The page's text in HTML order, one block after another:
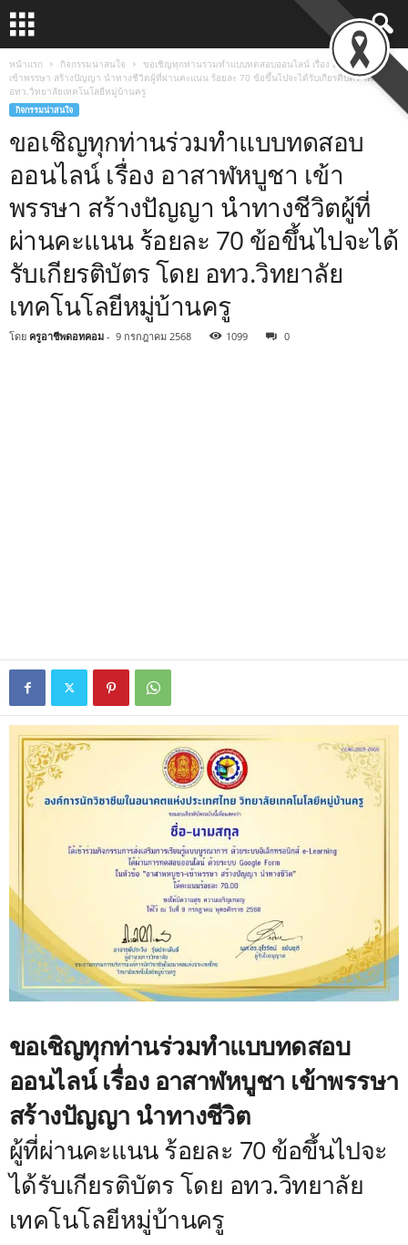
หน้าแรก กิจกรรมน่าสนใจ
ขอเชิญทุกท่านร่วมทำแบบทดสอบออนไลน์ เรื่อง อาสาฬหบูชา
เข้าพรรษา สร้างปัญญา นำทางชีวิตผู้ที่ผ่านคะแนน ร้อยละ 70 ข้อขึ้นไปจะได้รับเกียรติบัตร โดย
อทว.วิทยาลัยเทคโนโลยีหมู่บ้านครู
กิจกรรมน่าสนใจ
ขอเชิญทุกท่านร่วมทำแบบทดสอบ
ออนไลน์ เรื่อง อาสาฬหบูชา เข้า
พรรษา สร้างปัญญา นำทางชีวิตผู้ที่
ผ่านคะแนน ร้อยละ 70 ข้อขึ้นไปจะได้
รับเกียรติบัตร โดย อทว.วิทยาลัย
เทคโนโลยีหมู่บ้านครู
โดย ครูอาชีพดอทคอม - 9 กรกฎาคม 2568 1099 0
ขอเชิญทุกท่านร่วมทำแบบทดสอบ
ออนไลน์ เรื่อง อาสาฬหบูชา เข้าพรรษา
สร้างปัญญา นำทางชีวิต
ผู้ที่ผ่านคะแนน ร้อยละ 70 ข้อขึ้นไปจะ
ได้รับเกียรติบัตร โดย อทว.วิทยาลัย
เทคโนโลยีหมู่บ้านครู